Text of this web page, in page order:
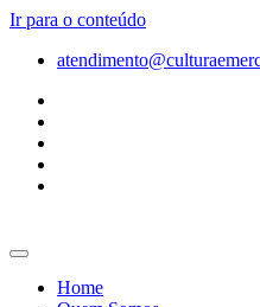
Ir para o conteúdo
Home